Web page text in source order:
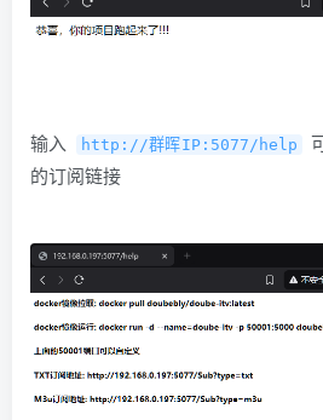
输入 http://群晖IP:5077/help
的订阅链接